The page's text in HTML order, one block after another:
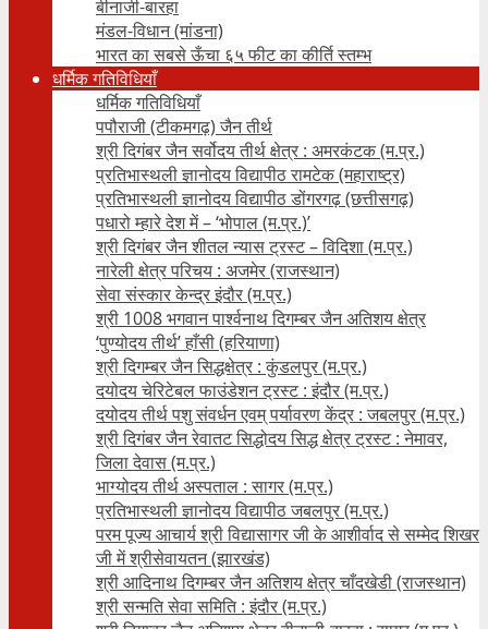
बीनाजी-बारहा
मंडल-विधान (मांडना)
भारत का सबसे ऊँचा ६५ फीट का कीर्ति स्तम्भ
धर्मिक गतिविधियाँ
धर्मिक गतिविधियाँ
पपौराजी (टीकमगढ़) जैन तीर्थ
श्री दिगंबर जैन सर्वोदय तीर्थ क्षेत्र : अमरकंटक (म.प्र.)
प्रतिभास्थली ज्ञानोदय विद्यापीठ रामटेक (महाराष्ट्र)
प्रतिभास्थली ज्ञानोदय विद्यापीठ डोंगरगढ़ (छत्तीसगढ़)
पधारो म्हारे देश में – ‘भोपाल (म.प्र.)’
श्री दिगंबर जैन शीतल न्यास ट्रस्ट – विदिशा (म.प्र.)
नारेली क्षेत्र परिचय : अजमेर (राजस्थान)
सेवा संस्कार केन्द्र इंदौर (म.प्र.)
श्री 1008 भगवान पार्श्वनाथ दिगम्बर जैन अतिशय क्षे‍त्र
‘पुण्योदय तीर्थ’ हाँसी (हरियाणा)
श्री दिगम्बर जैन सिद्धक्षेत्र : कुंडलपुर (म.प्र.)
दयोदय चेरिटेबल फाउंडेशन ट्रस्ट : इंदौर (म.प्र.)
दयोदय तीर्थ पशु संवर्धन एवम्‌ पर्यावरण केंद्र : जबलपुर (म.प्र.)
श्री दिगंबर जैन रेवातट सिद्धोदय सिद्ध क्षेत्र ट्रस्ट : नेमावर,
जिला देवास (म.प्र.)
भाग्योदय तीर्थ अस्पताल : सागर (म.प्र.)
प्रतिभास्थली ज्ञानोदय विद्यापीठ जबलपुर (म.प्र.)
परम पूज्य आचार्य श्री विद्यासागर जी के आशीर्वाद से सम्मेद शिखर
जी में श्रीसेवायतन (झारखंड)
श्री आदिनाथ दिगम्बर जैन अतिशय क्षेत्र चाँदखेडी (राजस्थान)
श्री सन्मति सेवा समिति : इंदौर (म.प्र.)